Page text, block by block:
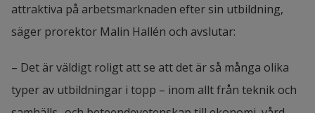
attraktiva på arbetsmarknaden efter sin utbildning,
säger prorektor Malin Hallén och avslutar:
– Det är väldigt roligt att se att det är så många olika
typer av utbildningar i topp – inom allt från teknik och